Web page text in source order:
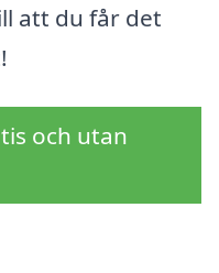
att du får det
och utan